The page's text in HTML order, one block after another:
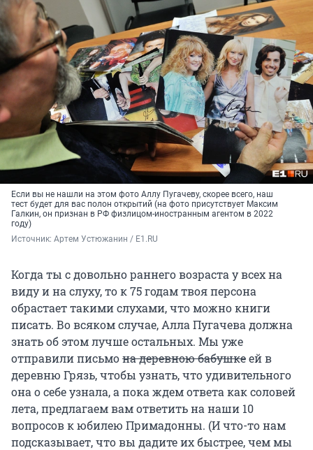
Если вы не нашли на этом фото Аллу Пугачеву, скорее всего, наш
тест будет для вас полон открытий (на фото присутствует Максим
Галкин, он признан в РФ физлицом-иностранным агентом в 2022
году)
Источник: Артем Устюжанин / E1.RU
Когда ты с довольно раннего возраста у всех на
виду и на слуху, то к 75 годам твоя персона
обрастает такими слухами, что можно книги
писать. Во всяком случае, Алла Пугачева должна
знать об этом лучше остальных. Мы уже
отправили письмона деревною бабушкеей в
деревню Грязь, чтобы узнать, что удивительного
она о себе узнала, а пока ждем ответа как соловей
лета, предлагаем вам ответить на наши 10
вопросов к юбилею Примадонны. (И что-то нам
подсказывает, что вы дадите их быстрее, чем мы